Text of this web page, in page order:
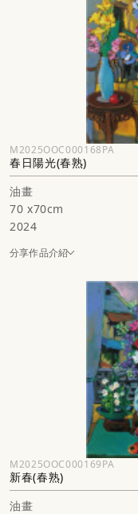
M2025OOC000168PA
春日陽光(春熟)
油畫
70 x70cm
2024
分享作品介紹
M2025OOC000169PA
新春(春熟)
油畫